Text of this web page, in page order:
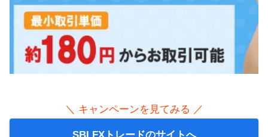
＼ キャンペーンを見てみる ／